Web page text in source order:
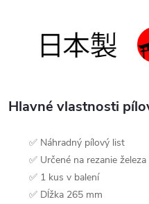
Hlavné vlastnosti
✅ Náhradný pílový list
✅ Určené na rezanie
✅ 1 kus v balení
✅ Dĺžka 265 mm